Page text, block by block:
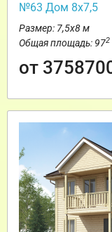
№63 Дом 8х7,5
Размер: 7,5х8 м
Общая площадь: 972
от